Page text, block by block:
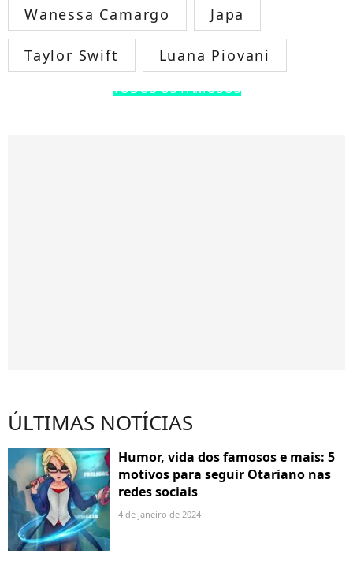
Wanessa Camargo Japa
Taylor Swift Luana Piovani
TODOS OS FAMOSOS
ÚLTIMAS NOTÍCIAS
Humor, vida dos famosos e mais: 5
motivos para seguir Otariano nas
redes sociais
4 de janeiro de 2024